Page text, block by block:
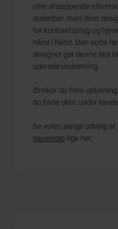
eller afslappende
stabelbar, men dens
for kontraktsbrug og
hånd i hånd. Den sorte
designet gør denne stol
udendørsindretning.
Ønsker du flere
du finde dem under
Se vores øvrige udvalg af
havestole lige her.